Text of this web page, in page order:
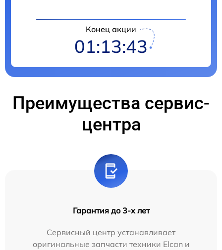
Конец акции
01:13:42
Преимущества сервис-
центра
Гарантия до 3-х лет
Сервисный центр устанавливает
оригинальные запчасти техники Elcan и